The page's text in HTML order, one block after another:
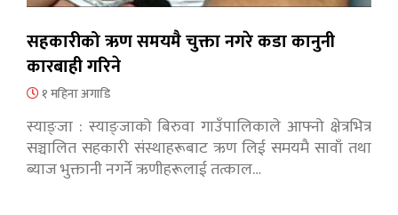
सहकारीको ऋण समयमै चुक्ता नगरे कडा कानुनी
कारबाही गरिने
१ महिना अगाडि
स्याङ्जा : स्याङ्जाको बिरुवा गाउँपालिकाले आफ्नो क्षेत्रभित्र
सञ्चालित सहकारी संस्थाहरूबाट ऋण लिई समयमै सावाँ तथा
ब्याज भुक्तानी नगर्ने ऋणीहरूलाई तत्काल…